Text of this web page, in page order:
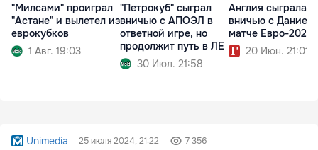
"Милсами" проиграл
"Астане" и вылетел из
еврокубков
1 Авг. 19:03
"Петрокуб" сыграл
вничью с АПОЭЛ в
ответной игре, но
продолжит путь в ЛЕ
30 Июл. 21:58
Англия сыграла
вничью с Данией
матче Евро-2024
20 Июн. 21:01
Unimedia 25 июля 2024, 21:22 7 356